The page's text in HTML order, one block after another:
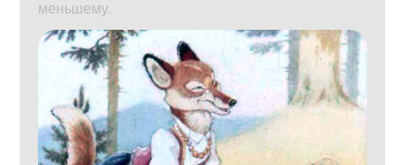
меньшему.